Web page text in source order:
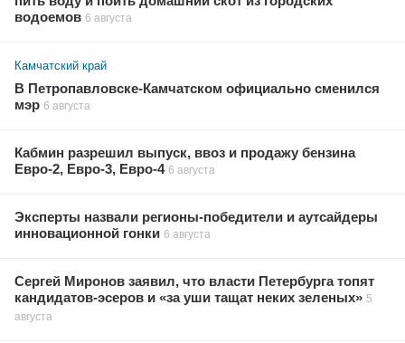
водоемов 6 августа
Камчатский край
В Петропавловске-Камчатском официально сменился
мэр 6 августа
Кабмин разрешил выпуск, ввоз и продажу бензина
Евро-2, Евро-3, Евро-4 6 августа
Эксперты назвали регионы-победители и аутсайдеры
инновационной гонки 6 августа
Сергей Миронов заявил, что власти Петербурга топят
кандидатов-эсеров и «за уши тащат неких зеленых» 5
августа